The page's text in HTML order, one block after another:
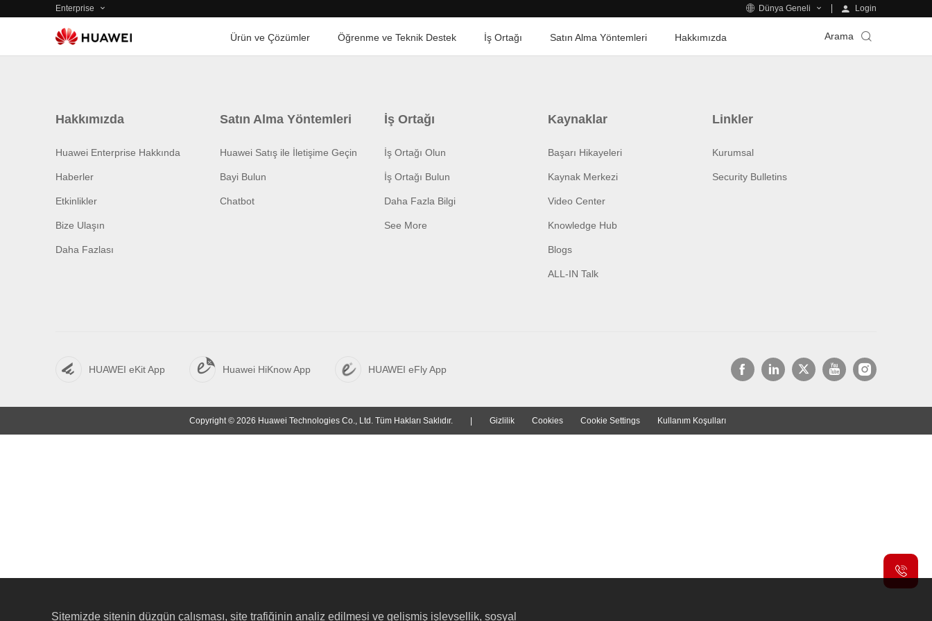
Enterprise Dünya Geneli Login
Ürün ve Çözümler Öğrenme ve Teknik Destek İş Ortağı Satın Alma Yöntemleri Hakkımızda Arama
Hakkımızda
Huawei Enterprise Hakkında
Haberler
Etkinlikler
Bize Ulaşın
Daha Fazlası
Satın Alma Yöntemleri
Huawei Satış ile İletişime Geçin
Bayi Bulun
Chatbot
İş Ortağı
İş Ortağı Olun
İş Ortağı Bulun
Daha Fazla Bilgi
See More
Kaynaklar
Başarı Hikayeleri
Kaynak Merkezi
Video Center
Knowledge Hub
Blogs
ALL-IN Talk
Linkler
Kurumsal
Security Bulletins
HUAWEI eKit App Huawei HiKnow App HUAWEI eFly App
Copyright © 2026 Huawei Technologies Co., Ltd. Tüm Hakları Saklıdır. Gizlilik Cookies Cookie Settings Kullanım Koşulları
Sitemizde sitenin düzgün çalışması, site trafiğinin analiz edilmesi ve gelişmiş işlevsellik, sosyal